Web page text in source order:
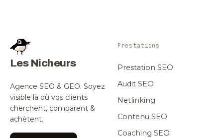
Les Nicheurs
Agence SEO & GEO. Soyez
visible là où vos clients
cherchent, comparent &
achètent.
Prestations
Prestation SEO
Audit SEO
Netlinking
Contenu SEO
Coaching SEO